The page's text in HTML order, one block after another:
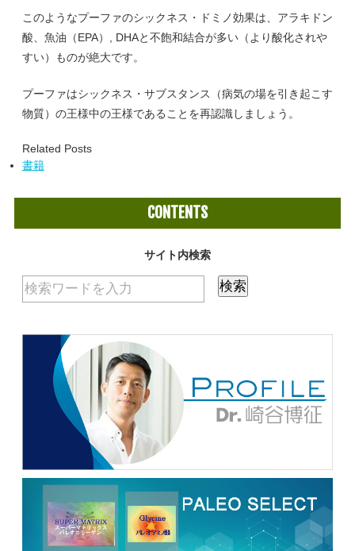
このようなプーファのシックネス・ドミノ効果は、アラキドン
酸、魚油（EPA）, DHAと不飽和結合が多い（より酸化されや
すい）ものが絶大です。
プーファはシックネス・サブスタンス（病気の場を引き起こす
物質）の王様中の王様であることを再認識しましょう。
Related Posts
書籍
CONTENTS
サイト内検索